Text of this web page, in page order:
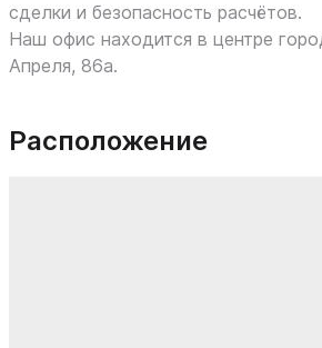
сделки и безопасность расчётов.
Наш офис находится в центре
Апреля, 86а.
Расположение